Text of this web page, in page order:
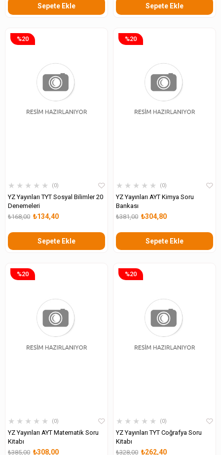
Sepete Ekle Sepete Ekle
★ ★ ★ ★ ★ 0
YZ Yayınları TYT Sosyal Bilimler 20
Denemeleri
₺134,40
₺168,00
Sepete Ekle
%20
★ ★ ★ ★ ★ 0
YZ Yayınları AYT Kimya Soru
Bankası
₺304,80
₺381,00
Sepete Ekle
%20
★ ★ ★ ★ ★ 0
YZ Yayınları AYT Matematik Soru
Kitabı
₺308,00
₺385,00
%20
★ ★ ★ ★ ★ 0
YZ Yayınları TYT Coğrafya Soru
Kitabı
₺262,40
₺328,00
%20